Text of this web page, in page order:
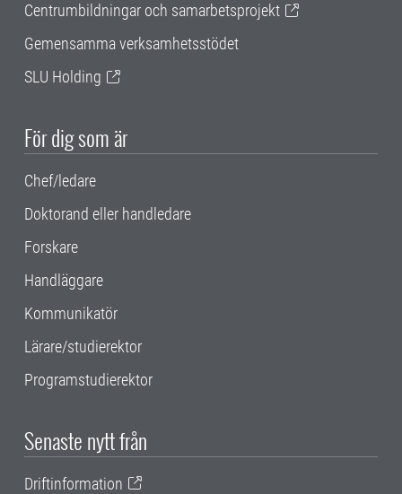
Centrumbildningar och samarbetsprojekt
Gemensamma verksamhetsstödet
SLU Holding
För dig som är
Chef/ledare
Doktorand eller handledare
Forskare
Handläggare
Kommunikatör
Lärare/studierektor
Programstudierektor
Senaste nytt från
Driftinformation